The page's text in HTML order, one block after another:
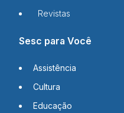
Revistas
Sesc para Você
Assistência
Cultura
Educação